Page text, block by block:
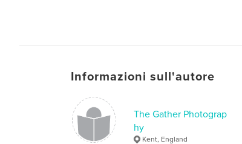
Informazioni sull'autore
The Gather Photograp
hy
Kent, England